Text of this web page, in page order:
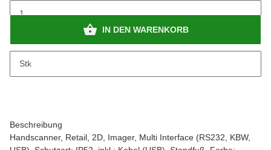
Stk
IN DEN WARENKORB
Bitte beachten Sie das Abnahmeintervall von 1 Stk.
Beschreibung
Handscanner, Retail, 2D, Imager, Multi Interface (RS232, KBW,